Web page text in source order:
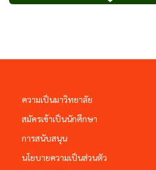
ความเป็นมาวิทยาลัย
สมัครเข้าเป็นนักศึกษา
การสนับสนุน
นโยบายความเป็นส่วนตัว